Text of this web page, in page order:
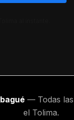
— Todas las
el Tolima.